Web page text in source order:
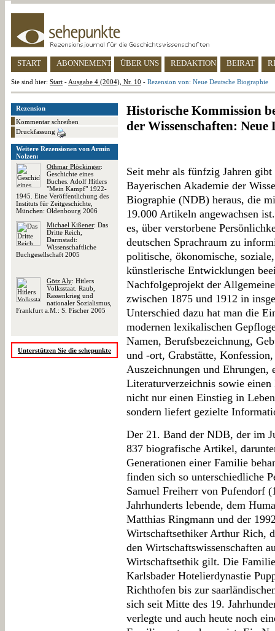
START ABONNEMENT ÜBER UNS REDAKTION BEIRAT
Sie sind hier: Start - Ausgabe 4 (2004), Nr. 10 - Rezension von: Neue Deutsche Biographie
Rezension
Kommentar schreiben
Druckfassung
Weitere Rezensionen von Armin
Nolzen:
Othmar Plöckinger:
Geschichte eines
Buches. Adolf Hitlers
"Mein Kampf" 1922-
1945. Eine Veröffentlichung des
Instituts für Zeitgeschichte,
München: Oldenbourg 2006
Michael Kißener: Das
Dritte Reich,
Darmstadt:
Wissenschaftliche
Buchgesellschaft 2005
Götz Aly: Hitlers
Volksstaat. Raub,
Rassenkrieg und
nationaler Sozialismus,
Frankfurt a.M.: S. Fischer 2005
Unterstützen Sie die sehepunkte
Historische Kommission
der Wissenschaften: Neue
Seit mehr als fünfzig Jahren
Bayerischen Akademie der
Biographie (NDB) heraus, die
19.000 Artikeln angewachsen
es, über verstorbene
deutschen Sprachraum zu
politische, ökonomische,
künstlerische Entwicklungen
Nachfolgeprojekt der
zwischen 1875 und 1912 in
Unterschied dazu hat man die
modernen lexikalischen
Namen, Berufsbezeichnung,
und -ort, Grabstätte,
Auszeichnungen und
Literaturverzeichnis sowie
nicht nur einen Einstieg in
sondern liefert gezielte
Der 21. Band der NDB, der im
837 biografische Artikel,
Generationen einer Familie
finden sich so unterschiedliche
Samuel Freiherr von Pufendorf
Jahrhunderts lebende, dem
Matthias Ringmann und der
Wirtschaftsethiker Arthur Rich,
den Wirtschaftswissenschaften
Wirtschaftsethik gilt. Die
Karlsbader Hotelierdynastie
Richthofen bis zur
sich seit Mitte des 19.
verlegte und auch heute noch